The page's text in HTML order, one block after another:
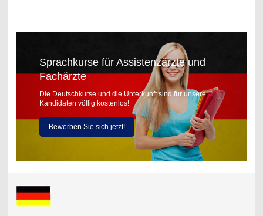
Sprachkurse für Assistenzärzte und
Fachärzte
Die Deutschkurse und die Unterkunft sind für unsere
Kandidaten völlig kostenlos!
Bewerben Sie sich jetzt!